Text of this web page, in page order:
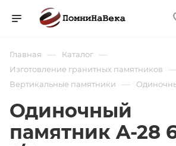
Главная — Каталог —
Изготовление гранитных памятников
Вертикальные памятники —
Одиночный
памятник A-28